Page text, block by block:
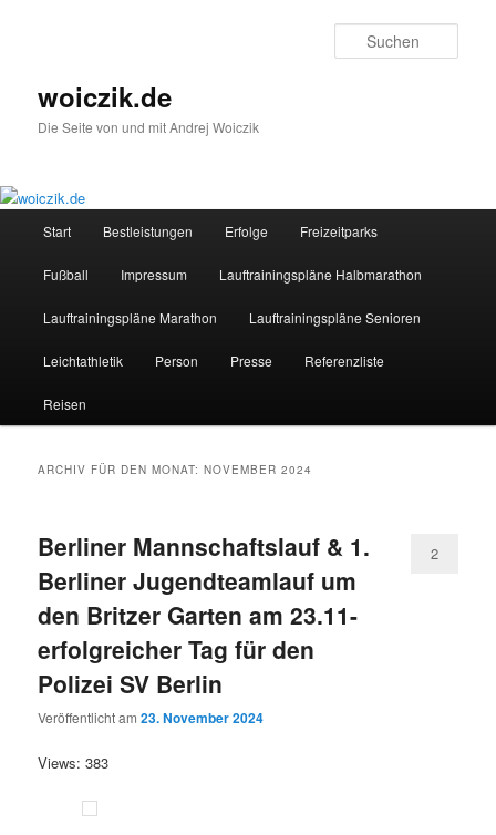
woiczik.de
Die Seite von und mit Andrej Woiczik
Start Bestleistungen Erfolge Freizeitparks
Fußball Impressum Lauftrainingspläne Halbmarathon
Lauftrainingspläne Marathon Lauftrainingspläne Senioren
Leichtathletik Person Presse Referenzliste
Reisen
ARCHIV FÜR DEN MONAT:NOVEMBER 2024
Berliner Mannschaftslauf & 1.
Berliner Jugendteamlauf um
den Britzer Garten am 23.11-
erfolgreicher Tag für den
Polizei SV Berlin
Veröffentlicht am23. November 2024
2
Views: 383